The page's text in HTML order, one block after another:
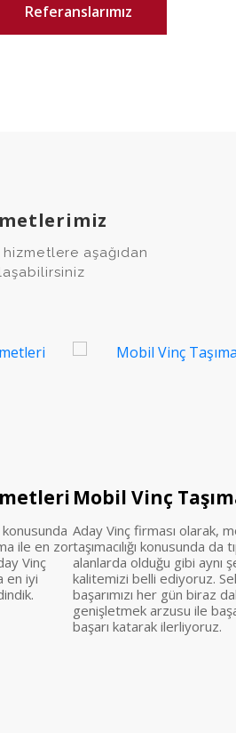
Referanslarımız
aşağıdan
ile en zor
Vinç
en iyi
Mobil Vinç
Aday Vinç firması olarak,
taşımacılığı konusunda da
alanlarda olduğu gibi aynı
kalitemizi belli ediyoruz.
başarımızı her gün biraz
genişletmek arzusu ile
başarı katarak ilerliyoruz.